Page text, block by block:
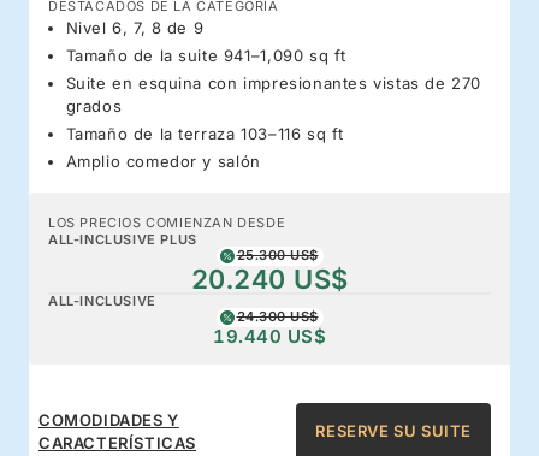
DESTACADOS DE LA CATEGORÍA
Nivel 6, 7, 8 de 9
Tamaño de la suite 941–1,090 sq ft
Suite en esquina con impresionantes vistas de 270
grados
Tamaño de la terraza 103–116 sq ft
Amplio comedor y salón
LOS PRECIOS COMIENZAN DESDE
ALL-INCLUSIVE PLUS
25.300 US$
20.240 US$
ALL-INCLUSIVE
24.300 US$
19.440 US$
COMODIDADES Y
CARACTERÍSTICAS
RESERVE SU SUITE